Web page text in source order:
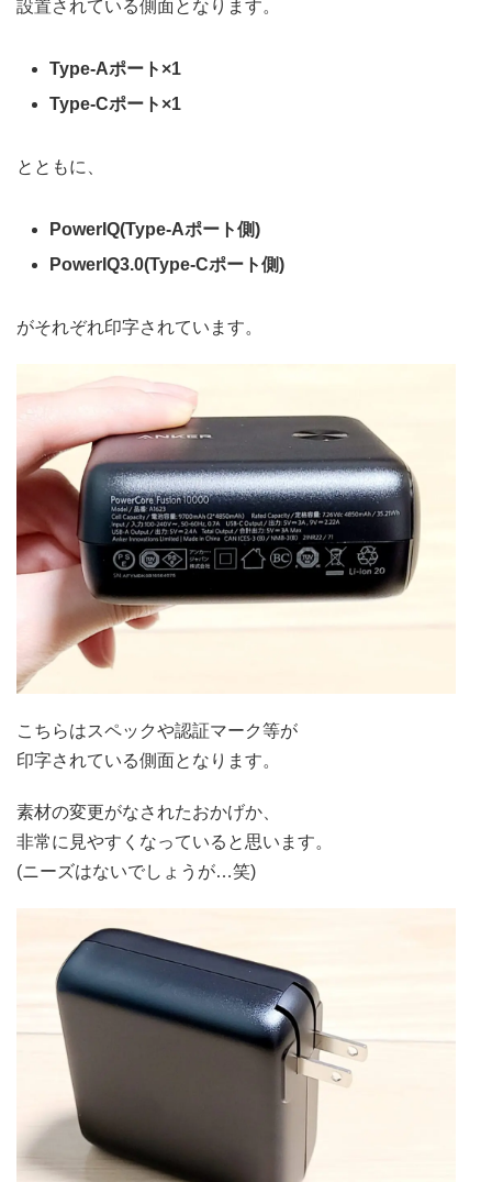
設置されている側面となります。
Type-Aポート×1
Type-Cポート×1
とともに、
PowerIQ(Type-Aポート側)
PowerIQ3.0(Type-Cポート側)
がそれぞれ印字されています。
こちらはスペックや認証マーク等が
印字されている側面となります。
素材の変更がなされたおかげか、
非常に見やすくなっていると思います。
(ニーズはないでしょうが…笑)